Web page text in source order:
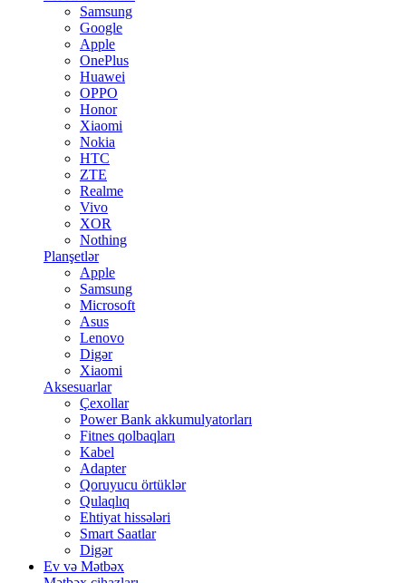
Samsung
Google
Apple
OnePlus
Huawei
OPPO
Honor
Xiaomi
Nokia
HTC
ZTE
Realme
Vivo
XOR
Nothing
Planşetlər
Apple
Samsung
Microsoft
Asus
Lenovo
Digər
Xiaomi
Aksesuarlar
Çexollar
Power Bank akkumulyatorları
Fitnes qolbaqları
Kabel
Adapter
Qoruyucu örtüklər
Qulaqlıq
Ehtiyat hissələri
Smart Saatlar
Digər
Ev və Mətbəx